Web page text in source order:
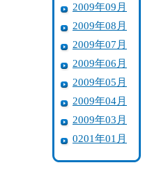
2009年09月
2009年08月
2009年07月
2009年06月
2009年05月
2009年04月
2009年03月
0201年01月